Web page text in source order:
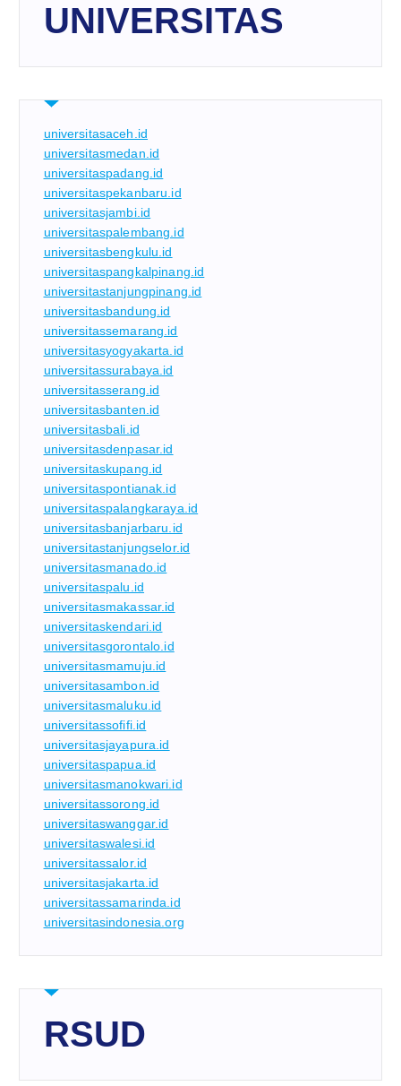
UNIVERSITAS
universitasaceh.id
universitasmedan.id
universitaspadang.id
universitaspekanbaru.id
universitasjambi.id
universitaspalembang.id
universitasbengkulu.id
universitaspangkalpinang.id
universitastanjungpinang.id
universitasbandung.id
universitassemarang.id
universitasyogyakarta.id
universitassurabaya.id
universitasserang.id
universitasbanten.id
universitasbali.id
universitasdenpasar.id
universitaskupang.id
universitaspontianak.id
universitaspalangkaraya.id
universitasbanjarbaru.id
universitastanjungselor.id
universitasmanado.id
universitaspalu.id
universitasmakassar.id
universitaskendari.id
universitasgorontalo.id
universitasmamuju.id
universitasambon.id
universitasmaluku.id
universitassofifi.id
universitasjayapura.id
universitaspapua.id
universitasmanokwari.id
universitassorong.id
universitaswanggar.id
universitaswalesi.id
universitassalor.id
universitasjakarta.id
universitassamarinda.id
universitasindonesia.org
RSUD